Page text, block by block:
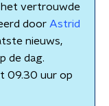
het vertrouwde
door Astrid
nieuws,
de dag.
09.30 uur op